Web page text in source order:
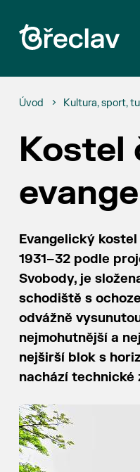
Úvod Kultura, sport,
Kostel
Evangelický
1931–32 podle
Svobody, je
schodiště s
odvážně
nejmohutnější a
nejširší blok s
nachází technické